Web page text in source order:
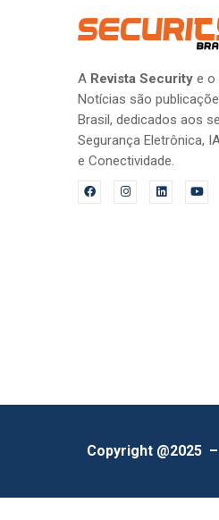
A Revista Security e o
Notícias são
Brasil, dedicados aos
Segurança Eletrônica,
e Conectividade.
Copyright @2025